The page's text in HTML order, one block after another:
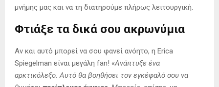
μνήμης μας και να τη διατηρούμε πλήρως λειτουργική.
Φτιάξε τα δικά σου ακρωνύμια
Αν και αυτό μπορεί να σου φανεί ανόητο, η Erica
Spiegelman είναι μεγάλη fan! «Ανάπτυξε ένα
αρκτικόλεξο. Αυτό θα βοηθήσει τον εγκέφαλό σου να